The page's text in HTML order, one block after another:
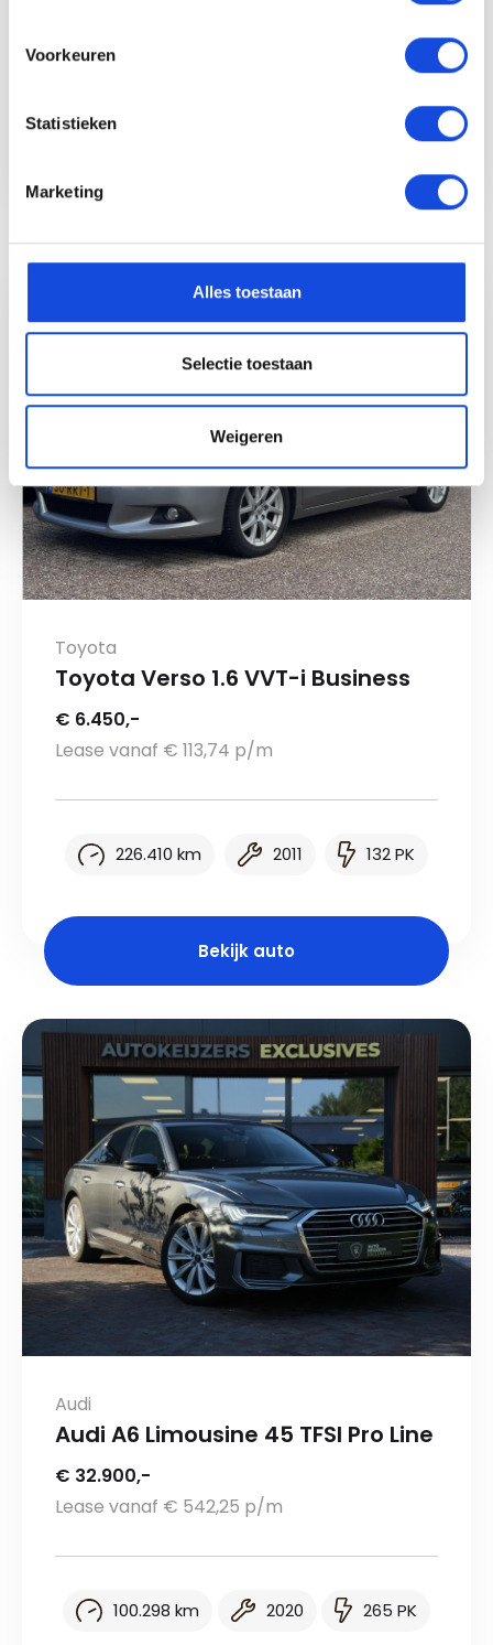
Voorkeuren
Statistieken
Marketing
Alles toestaan
Selectie toestaan
Weigeren
Toyota
Toyota Verso 1.6 VVT-i Business
€ 6.450,-
Lease vanaf € 113,74 p/m
226.410 km 2011 132 PK
Bekijk auto
Audi
Audi A6 Limousine 45 TFSI Pro Line
€ 32.900,-
Lease vanaf € 542,25 p/m
100.298 km 2020 265 PK